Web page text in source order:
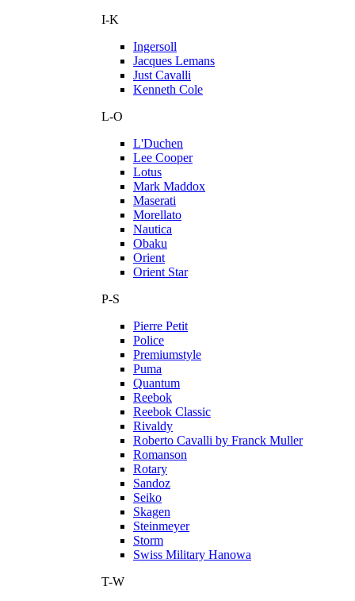
I-K
Ingersoll
Jacques Lemans
Just Cavalli
Kenneth Cole
L-O
L'Duchen
Lee Cooper
Lotus
Mark Maddox
Maserati
Morellato
Nautica
Obaku
Orient
Orient Star
P-S
Pierre Petit
Police
Premiumstyle
Puma
Quantum
Reebok
Reebok Classic
Rivaldy
Roberto Cavalli by Franck Muller
Romanson
Rotary
Sandoz
Seiko
Skagen
Steinmeyer
Storm
Swiss Military Hanowa
T-W